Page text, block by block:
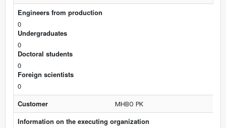
Engineers from production
0
Undergraduates
0
Doctoral students
0
Foreign scientists
0
Customer
МНВО РК
Information on the executing organization